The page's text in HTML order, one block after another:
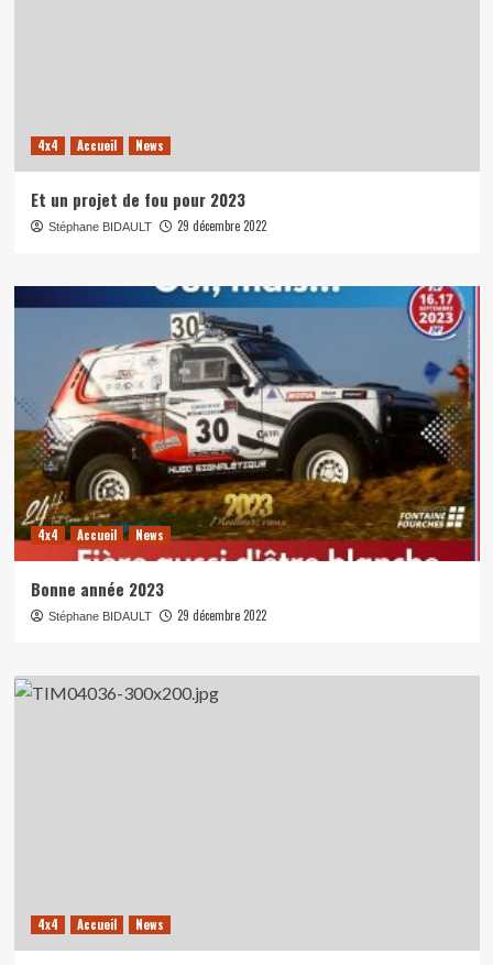
4x4 Accueil News
Et un projet de fou pour 2023
Stéphane BIDAULT 29 décembre 2022
4x4 Accueil News
Bonne année 2023
Stéphane BIDAULT 29 décembre 2022
4x4 Accueil News